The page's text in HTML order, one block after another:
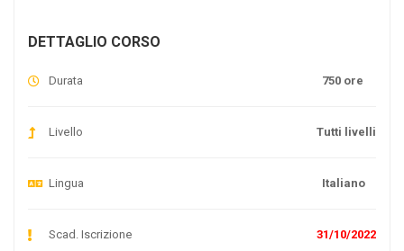
DETTAGLIO CORSO
Durata 750 ore
Livello Tutti livelli
Lingua Italiano
Scad. Iscrizione 31/10/2022